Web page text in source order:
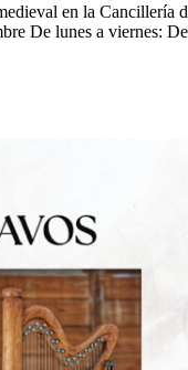
en la Cancillería
De lunes a viernes: De